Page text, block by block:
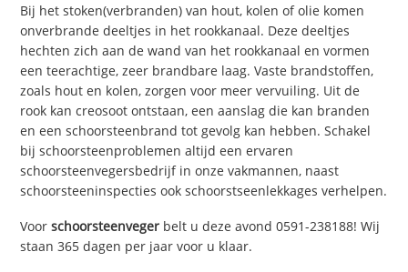
Bij het stoken(verbranden) van hout, kolen of olie komen
onverbrande deeltjes in het rookkanaal. Deze deeltjes
hechten zich aan de wand van het rookkanaal en vormen
een teerachtige, zeer brandbare laag. Vaste brandstoffen,
zoals hout en kolen, zorgen voor meer vervuiling. Uit de
rook kan creosoot ontstaan, een aanslag die kan branden
en een schoorsteenbrand tot gevolg kan hebben. Schakel
bij schoorsteenproblemen altijd een ervaren
schoorsteenvegersbedrijf in onze vakmannen, naast
schoorsteeninspecties ook schoorstseenlekkages verhelpen.
Voorschoorsteenveger belt u deze avond 0591-238188! Wij
staan 365 dagen per jaar voor u klaar.